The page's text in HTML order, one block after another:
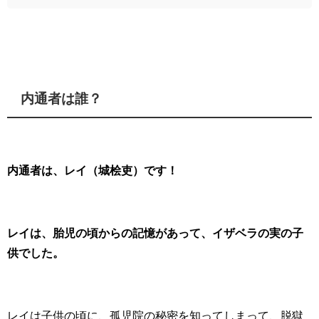
内通者は誰？
内通者は、レイ（城桧吏）です！
レイは、胎児の頃からの記憶があって、イザベラの実の子
供でした。
レイは子供の頃に、孤児院の秘密を知ってしまって、脱獄